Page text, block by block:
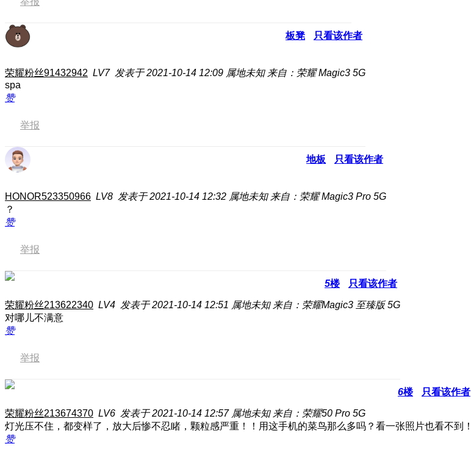
板凳 只看该作者
荣耀粉丝91432942 LV7 发表于 2021-10-14 12:09 属地未知 来自：荣耀 Magic3 5G
spa
赞
举报
地板 只看该作者
HONOR523350966 LV8 发表于 2021-10-14 12:32 属地未知 来自：荣耀 Magic3 Pro 5G
？
赞
举报
5楼 只看该作者
荣耀粉丝213622340 LV4 发表于 2021-10-14 12:51 属地未知 来自：荣耀Magic3 至臻版 5G
对哪儿不满意
赞
举报
6楼 只看该作者
荣耀粉丝213674370 LV6 发表于 2021-10-14 12:57 属地未知 来自：荣耀50 Pro 5G
灯光压不住，都变样了，放大后惨不忍睹，颗粒感严重！！用这手机的菜鸟那么多吗？看一张照片也看不到！
赞